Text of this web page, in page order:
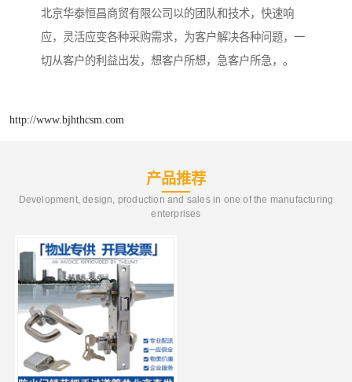
北京华泰恒昌商贸有限公司以的团队和技术，快速响
应，灵活应变各种采购需求，为客户解决各种问题，一
切从客户的利益出发，想客户所想，急客户所急，。
http://www.bjhthcsm.com
产品推荐
Development, design, production and sales in one of the manufacturing
enterprises